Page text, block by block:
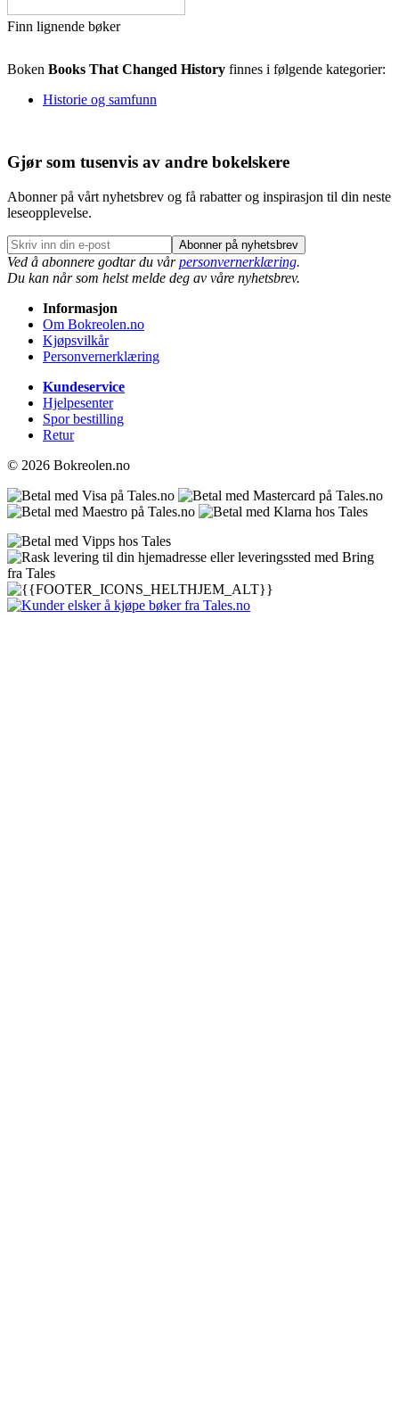
Finn lignende bøker
Boken Books That Changed History finnes i følgende kategorier:
Historie og samfunn
Gjør som tusenvis av andre bokelskere
Abonner på vårt nyhetsbrev og få rabatter og inspirasjon til din neste
leseopplevelse.
Abonner på nyhetsbrev
Ved å abonnere godtar du vårpersonvernerklæring.
Du kan når som helst melde deg av våre nyhetsbrev.
Informasjon
Om Bokreolen.no
Kjøpsvilkår
Personvernerklæring
Kundeservice
Hjelpesenter
Spor bestilling
Retur
© 2026 Bokreolen.no